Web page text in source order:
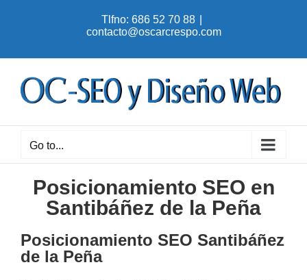
Tlfno: 686 52 70 88
contacto@oscarcrespo.com
Go to...
Posicionamiento SEO en
Santibáñez de la Peña
Posicionamiento SEO Santibáñez
de la Peña